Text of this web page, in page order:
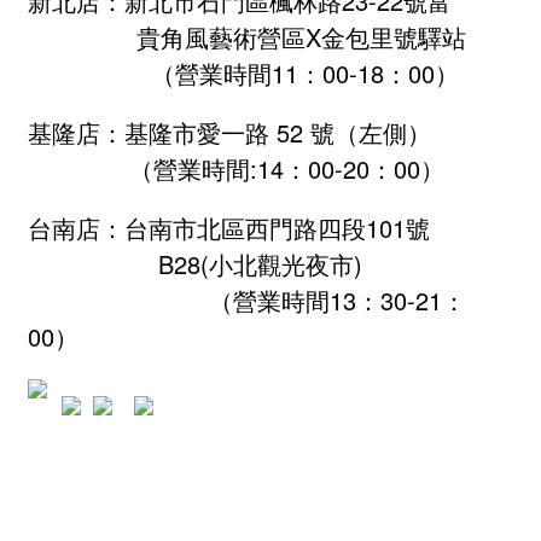
貴角風藝術營區X金包里號驛站
（營業時間11：00-18：00）
基隆店：基隆市愛一路 52 號（左側）
（營業時間:14：00-20：00）
台南店：台南市北區西門路四段101號
B28(小北觀光夜市)
（營業時間13：30-21：
00）